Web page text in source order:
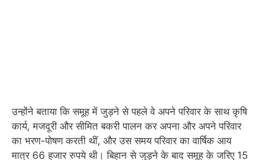
उन्होंने बताया कि समूह में जुड़ने से पहले वे अपने परिवार के साथ कृषि
कार्य, मजदूरी और सीमित बकरी पालन कर अपना और अपने परिवार
का भरण-पोषण करती थीं, और उस समय परिवार का वार्षिक आय
मात्र 66 हजार रुपये थी। बिहान से जुड़ने के बाद समूह के जरिए 15